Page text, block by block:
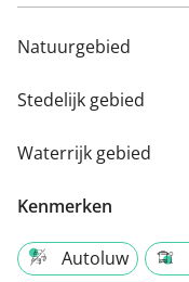
Natuurgebied
Stedelijk gebied
Waterrijk gebied
Kenmerken
Autoluw